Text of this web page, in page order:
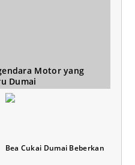
Motor yang
Dumai
Bea Cukai Dumai Beberkan